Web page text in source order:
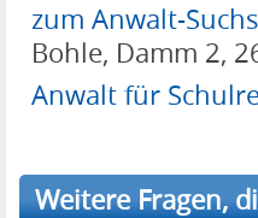
zum Anwalt-
Bohle, Damm 2,
Anwalt für
Weitere Fragen,